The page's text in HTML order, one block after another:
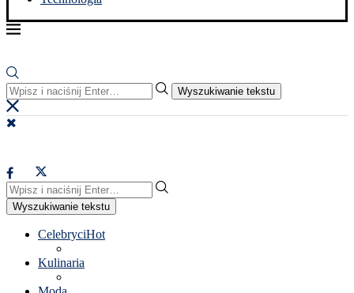
Wyszukiwanie tekstu
Wyszukiwanie tekstu
CelebryciHot
Kulinaria